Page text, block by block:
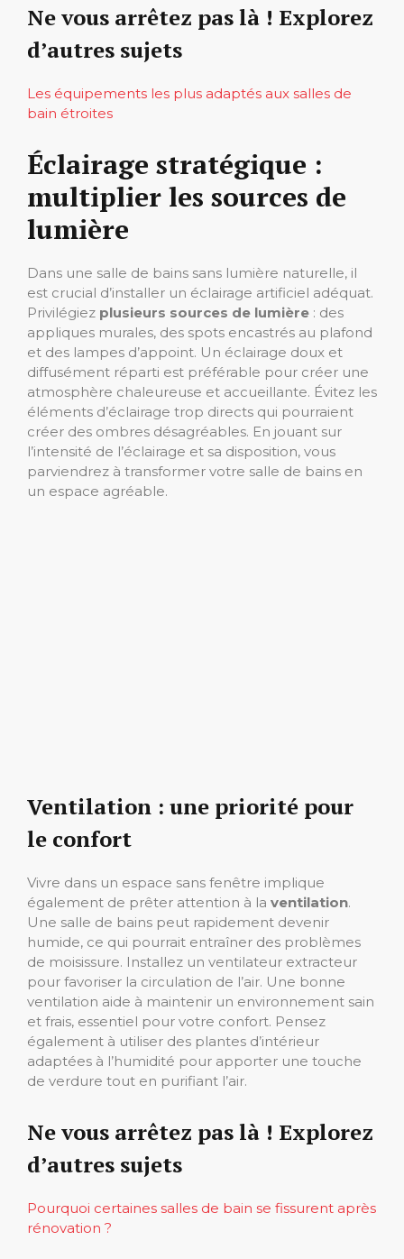
Ne vous arrêtez pas là ! Explorez
d’autres sujets
Les équipements les plus adaptés aux salles de
bain étroites
Éclairage stratégique :
multiplier les sources de
lumière
Dans une salle de bains sans lumière naturelle, il
est crucial d’installer un éclairage artificiel adéquat.
Privilégiez plusieurs sources de lumière : des
appliques murales, des spots encastrés au plafond
et des lampes d’appoint. Un éclairage doux et
diffusément réparti est préférable pour créer une
atmosphère chaleureuse et accueillante. Évitez les
éléments d’éclairage trop directs qui pourraient
créer des ombres désagréables. En jouant sur
l’intensité de l’éclairage et sa disposition, vous
parviendrez à transformer votre salle de bains en
un espace agréable.
Ventilation : une priorité pour
le confort
Vivre dans un espace sans fenêtre implique
également de prêter attention à la ventilation.
Une salle de bains peut rapidement devenir
humide, ce qui pourrait entraîner des problèmes
de moisissure. Installez un ventilateur extracteur
pour favoriser la circulation de l’air. Une bonne
ventilation aide à maintenir un environnement sain
et frais, essentiel pour votre confort. Pensez
également à utiliser des plantes d’intérieur
adaptées à l’humidité pour apporter une touche
de verdure tout en purifiant l’air.
Ne vous arrêtez pas là ! Explorez
d’autres sujets
Pourquoi certaines salles de bain se fissurent après
rénovation ?